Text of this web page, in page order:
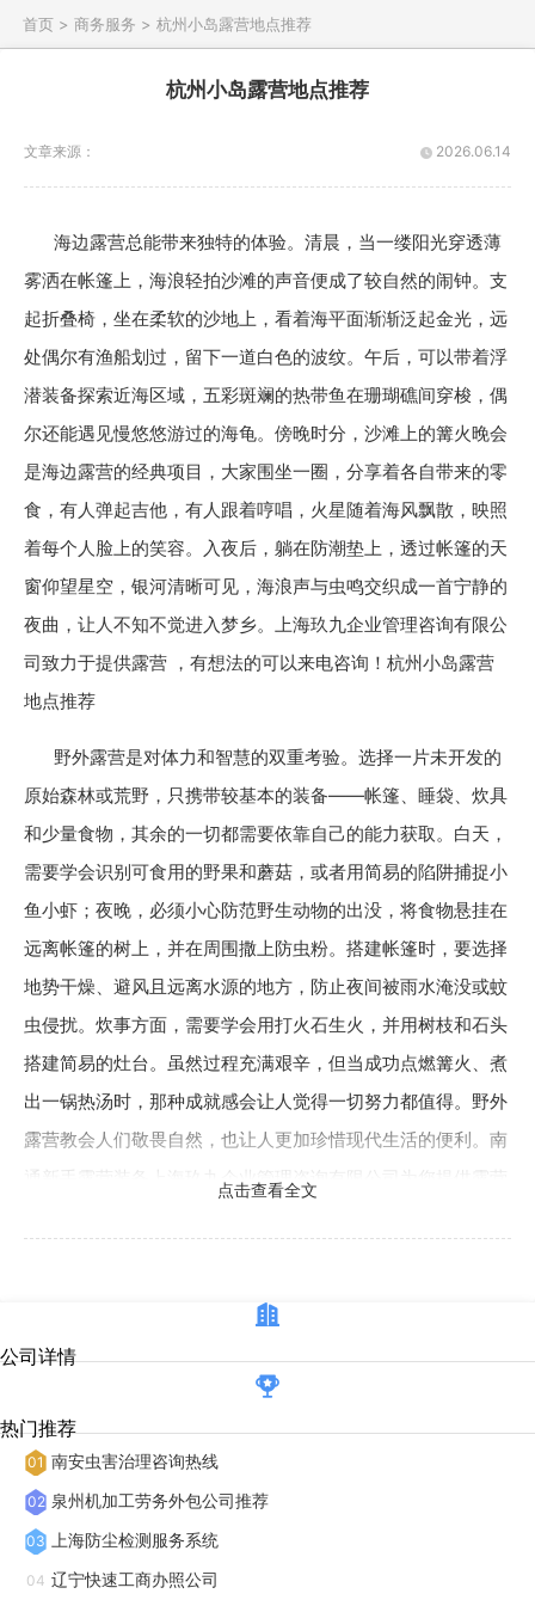
首页 > 商务服务 > 杭州小岛露营地点推荐
杭州小岛露营地点推荐
2026.06.14
文章来源：
海边露营总能带来独特的体验。清晨，当一缕阳光穿透薄
雾洒在帐篷上，海浪轻拍沙滩的声音便成了较自然的闹钟。支
起折叠椅，坐在柔软的沙地上，看着海平面渐渐泛起金光，远
处偶尔有渔船划过，留下一道白色的波纹。午后，可以带着浮
潜装备探索近海区域，五彩斑斓的热带鱼在珊瑚礁间穿梭，偶
尔还能遇见慢悠悠游过的海龟。傍晚时分，沙滩上的篝火晚会
是海边露营的经典项目，大家围坐一圈，分享着各自带来的零
食，有人弹起吉他，有人跟着哼唱，火星随着海风飘散，映照
着每个人脸上的笑容。入夜后，躺在防潮垫上，透过帐篷的天
窗仰望星空，银河清晰可见，海浪声与虫鸣交织成一首宁静的
夜曲，让人不知不觉进入梦乡。上海玖九企业管理咨询有限公
司致力于提供露营 ，有想法的可以来电咨询！杭州小岛露营
地点推荐
野外露营是对体力和智慧的双重考验。选择一片未开发的
原始森林或荒野，只携带较基本的装备——帐篷、睡袋、炊具
和少量食物，其余的一切都需要依靠自己的能力获取。白天，
需要学会识别可食用的野果和蘑菇，或者用简易的陷阱捕捉小
鱼小虾；夜晚，必须小心防范野生动物的出没，将食物悬挂在
远离帐篷的树上，并在周围撒上防虫粉。搭建帐篷时，要选择
地势干燥、避风且远离水源的地方，防止夜间被雨水淹没或蚊
虫侵扰。炊事方面，需要学会用打火石生火，并用树枝和石头
搭建简易的灶台。虽然过程充满艰辛，但当成功点燃篝火、煮
出一锅热汤时，那种成就感会让人觉得一切努力都值得。野外
露营教会人们敬畏自然，也让人更加珍惜现代生活的便利。南
通新手露营装备上海玖九企业管理咨询有限公司为您提供露营
行的自由与居住的舒适，尤其适合家庭或朋友结伴出行。房车
内设施齐全，有床铺、厨房、卫生间，甚至还有小型客厅，让
人在旅途中也能享受家的温馨。到达营地后，只需将房车停在
合适的位置，接上水电，便可开始享受露营生活。白天，可以
驾车前往附近的景点游玩，或是进行徒步、骑行等活动；傍
晚，回到房车旁，支起遮阳棚，摆上桌椅，享受一顿户外晚
餐。夜晚，躺在房车的床上，听着窗外的虫鸣声入睡，清晨又
被鸟叫声唤醒，这种与自然和谐共处的体验，让人倍感放松。
点击查看全文
公司详情
热门推荐
01 南安虫害治理咨询热线
02 泉州机加工劳务外包公司推荐
03 上海防尘检测服务系统
04 辽宁快速工商办照公司